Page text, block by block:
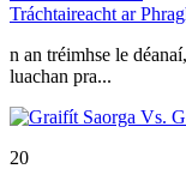
Tráchtaireacht ar
n an tréimhse le
luachan pra...
20